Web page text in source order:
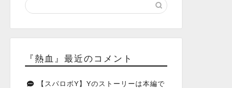
『熱血』最近のコメント
【スパロボY】Yのストーリーは本編で